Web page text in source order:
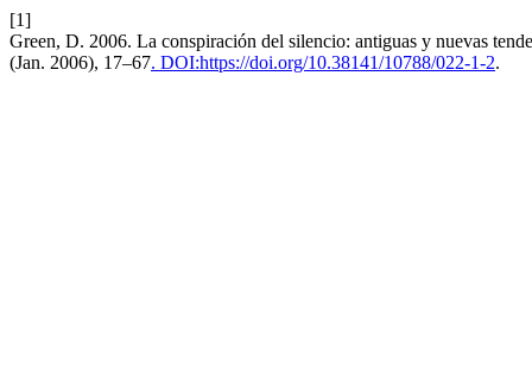
[1]
Green, D. 2006. La conspiración del silencio: antiguas y nuevas
(Jan. 2006), 17–67. DOI:https://doi.org/10.38141/10788/022-1-2.